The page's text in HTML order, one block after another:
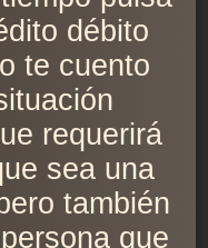
débito
te cuento
requerirá
sea una
también
que